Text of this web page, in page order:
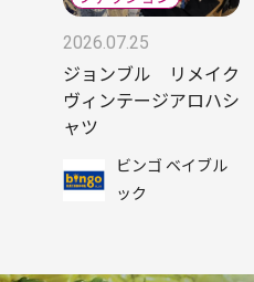
2026.07.25
ジョンブル リメイク
ヴィンテージアロハシ
ャツ
ビンゴ ベイブル
ック